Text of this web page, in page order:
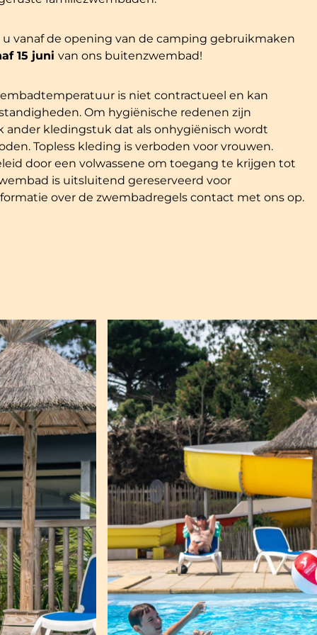
vanaf de opening van de camping gebruikmaken
15 junivan ons buitenzwembad!
is niet contractueel en kan
Om hygiënische redenen zijn
ander kledingstuk dat als onhygiënisch wordt
Topless kleding is verboden voor vrouwen.
door een volwassene om toegang te krijgen tot
is uitsluitend gereserveerd voor
over de zwembadregels contact met ons op.